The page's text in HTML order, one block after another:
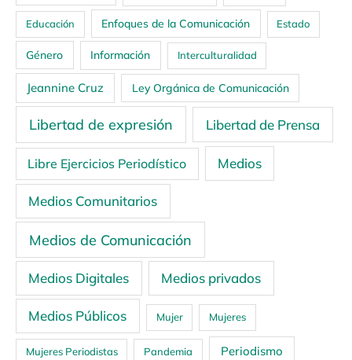
Educación Enfoques de la Comunicación Estado
Género Información Interculturalidad
Jeannine Cruz Ley Orgánica de Comunicación
Libertad de expresión Libertad de Prensa
Libre Ejercicios Periodístico Medios
Medios Comunitarios
Medios de Comunicación
Medios Digitales Medios privados
Medios Públicos Mujer Mujeres
Mujeres Periodistas Pandemia Periodismo